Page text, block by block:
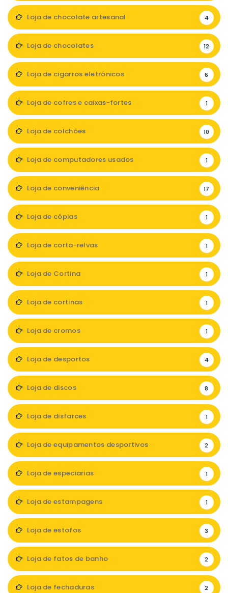
Loja de chocolate artesanal 4
Loja de chocolates 12
Loja de cigarros eletrónicos 6
Loja de cofres e caixas-fortes 1
Loja de colchões 10
Loja de computadores usados 1
Loja de conveniência 17
Loja de cópias 1
Loja de corta-relvas 1
Loja de Cortina 1
Loja de cortinas 1
Loja de cromos 1
Loja de desportos 4
Loja de discos 8
Loja de disfarces 1
Loja de equipamentos desportivos 2
Loja de especiarias 1
Loja de estampagens 1
Loja de estofos 3
Loja de fatos de banho 2
Loja de fechaduras 2